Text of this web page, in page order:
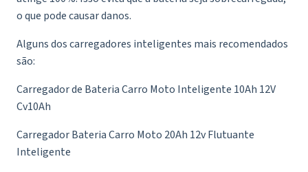
o que pode causar danos.
Alguns dos carregadores inteligentes mais recomendados
são:
Carregador de Bateria Carro Moto Inteligente 10Ah 12V
Cv10Ah
Carregador Bateria Carro Moto 20Ah 12v Flutuante
Inteligente